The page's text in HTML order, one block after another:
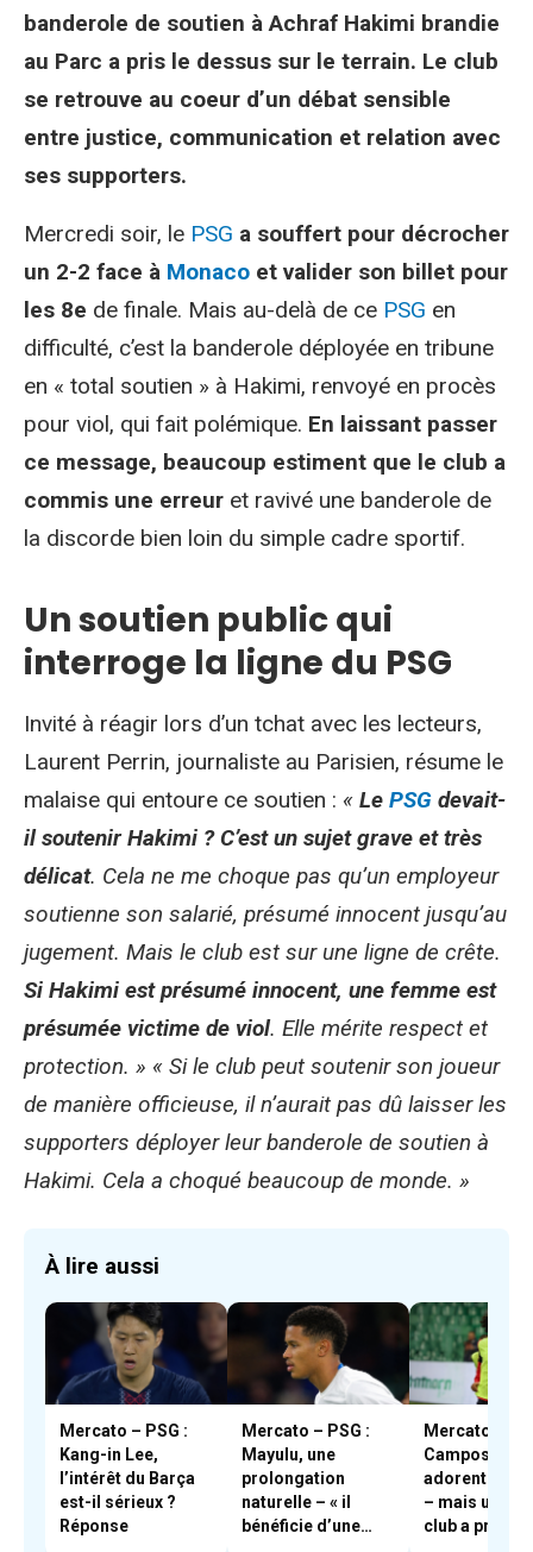
banderole de soutien à Achraf Hakimi brandie
au Parc a pris le dessus sur le terrain. Le club
se retrouve au coeur d’un débat sensible
entre justice, communication et relation avec
ses supporters.
Mercredi soir, le PSG a souffert pour décrocher
un 2-2 face à Monaco et valider son billet pour
les 8e de finale. Mais au-delà de ce PSG en
difficulté, c’est la banderole déployée en tribune
en « total soutien » à Hakimi, renvoyé en procès
pour viol, qui fait polémique. En laissant passer
ce message, beaucoup estiment que le club a
commis une erreur et ravivé une banderole de
la discorde bien loin du simple cadre sportif.
Un soutien public qui
interroge la ligne du PSG
Invité à réagir lors d’un tchat avec les lecteurs,
Laurent Perrin, journaliste au Parisien, résume le
malaise qui entoure ce soutien : « Le PSG devait-
il soutenir Hakimi ? C’est un sujet grave et très
délicat. Cela ne me choque pas qu’un employeur
soutienne son salarié, présumé innocent jusqu’au
jugement. Mais le club est sur une ligne de crête.
Si Hakimi est présumé innocent, une femme est
présumée victime de viol. Elle mérite respect et
protection. » « Si le club peut soutenir son joueur
de manière officieuse, il n’aurait pas dû laisser les
supporters déployer leur banderole de soutien à
Hakimi. Cela a choqué beaucoup de monde. »
À lire aussi
Mercato – PSG :
Kang-in Lee,
l’intérêt du Barça
est-il sérieux ?
Réponse
Mercato – PSG :
Mayulu, une
prolongation
naturelle – « il
bénéficie d’une
Mercato –
Campos et
adorent
– mais un
club a pris les